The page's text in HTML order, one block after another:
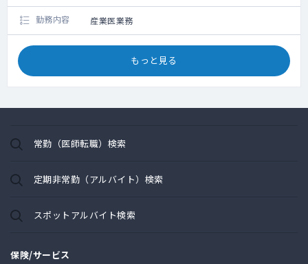
勤務内容 産業医業務
もっと見る
常勤（医師転職）検索
定期非常勤（アルバイト）検索
スポットアルバイト検索
保険/サービス